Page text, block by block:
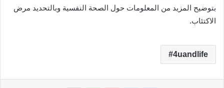
بتوضيح المزيد من المعلومات حول الصحة النفسية وبالتحديد مرض
الاكتئاب.
4uandlife